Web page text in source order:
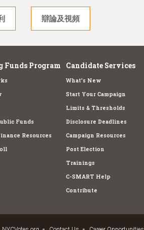
辯論及視頻
Funds Program
Funds
Resources
Candidate Services
What's New
Start Your Campaign
Limits & Thresholds
Disclosure Deadlines
Campaign Resources
Post Election
Trainings
C-SMART Help
Contribute